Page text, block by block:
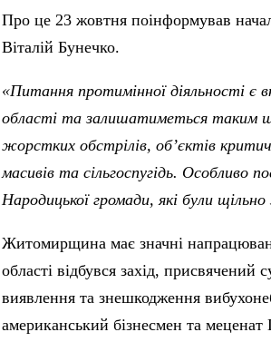
Про це 23 жовтня поінформував
Віталій Бунечко.
«Питання протимінної діяльності є
області та залишатиметься таким
жорстких обстрілів, об’єктів
масивів та сільгоспугідь. Особливо
Народицької громади, які були щільно
Житомирщина має значні
області відбувся захід, присвячений
виявлення та знешкодження
американський бізнесмен та